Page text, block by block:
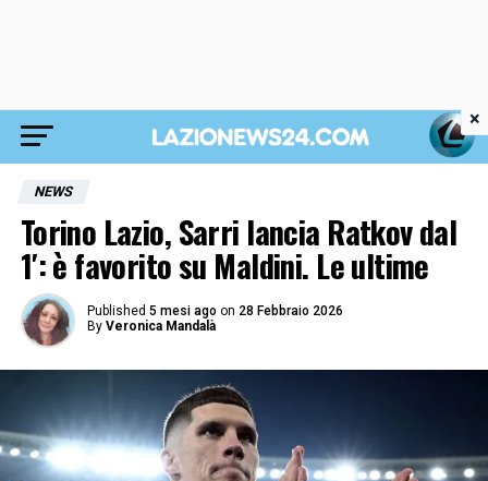
NEWS
Torino Lazio, Sarri lancia Ratkov dal
1′: è favorito su Maldini. Le ultime
Published 5 mesi ago on 28 Febbraio 2026
By Veronica Mandalà
×